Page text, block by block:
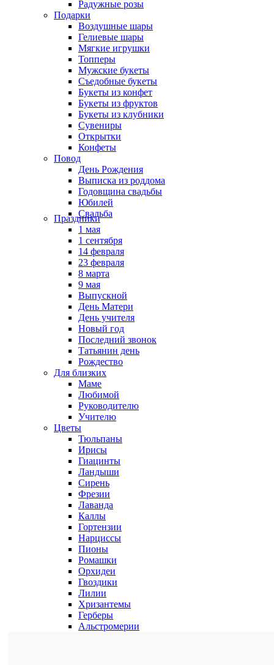
Радужные розы
Подарки
Воздушные шары
Гелиевые шары
Мягкие игрушки
Топперы
Мужские букеты
Съедобные букеты
Букеты из конфет
Букеты из фруктов
Букеты из клубники
Сувениры
Открытки
Конфеты
Повод
День Рождения
Выписка из роддома
Годовщина свадьбы
Юбилей
Свадьба
Праздники
1 мая
1 сентября
14 февраля
23 февраля
8 марта
9 мая
Выпускной
День Матери
День учителя
Новый год
Последний звонок
Татьянин день
Рождество
Для близких
Маме
Любимой
Руководителю
Учителю
Цветы
Тюльпаны
Ирисы
Гиацинты
Ландыши
Сирень
Фрезии
Лаванда
Каллы
Гортензии
Нарциссы
Пионы
Ромашки
Орхидеи
Гвоздики
Лилии
Хризантемы
Герберы
Альстромерии